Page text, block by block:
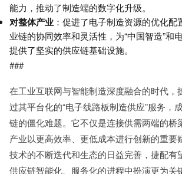
能力，推动了制造端的数字化升级。
对整体产业 ：促进了电子制造资源的优化
业链的协同效率和灵活性，为“中国智造”和
提供了坚实的供应链基础设施。
###
在工业互联网与智能制造深度融合的时代，
过其平台化的“电子线路板制造供应”服务，
链的僵化难题。它不仅是连接供需两端的桥
产业以更高效率、更低成本进行创新的重要
技术的不断迭代和生态的日益完善，捷配有
供应链智能化、服务化的进程中扮演更为关